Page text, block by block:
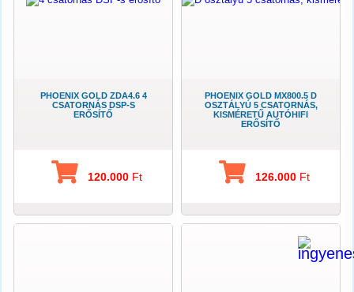
PHOENIX GOLD ZDA4.6 4
CSATORNÁS DSP-S
ERŐSÍTŐ
120.000 Ft
PHOENIX GOLD MX800.5 D
OSZTÁLYÚ 5 CSATORNÁS,
KISMÉRETŰ AUTÓHIFI
ERŐSÍTŐ
126.000 Ft